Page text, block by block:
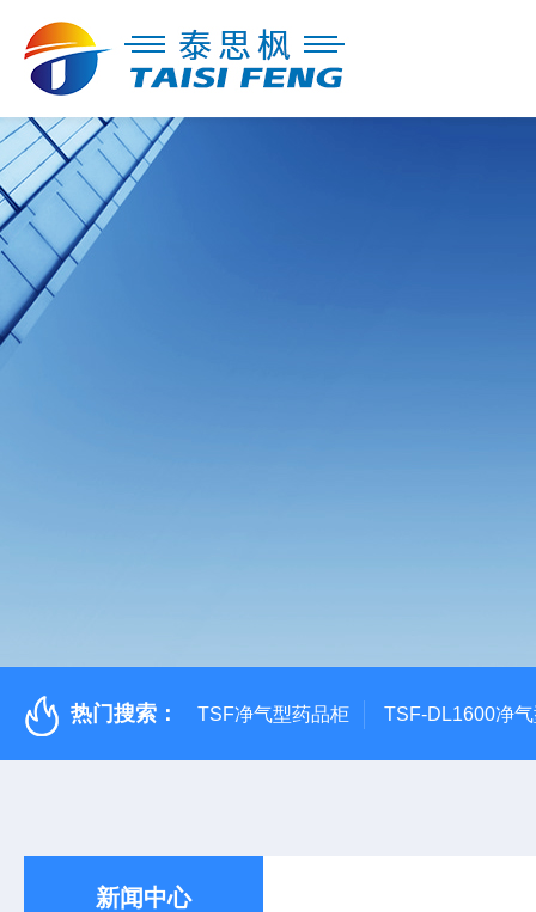
热门搜索： TSF净气型药品柜 TSF-DL1600净
新闻中心